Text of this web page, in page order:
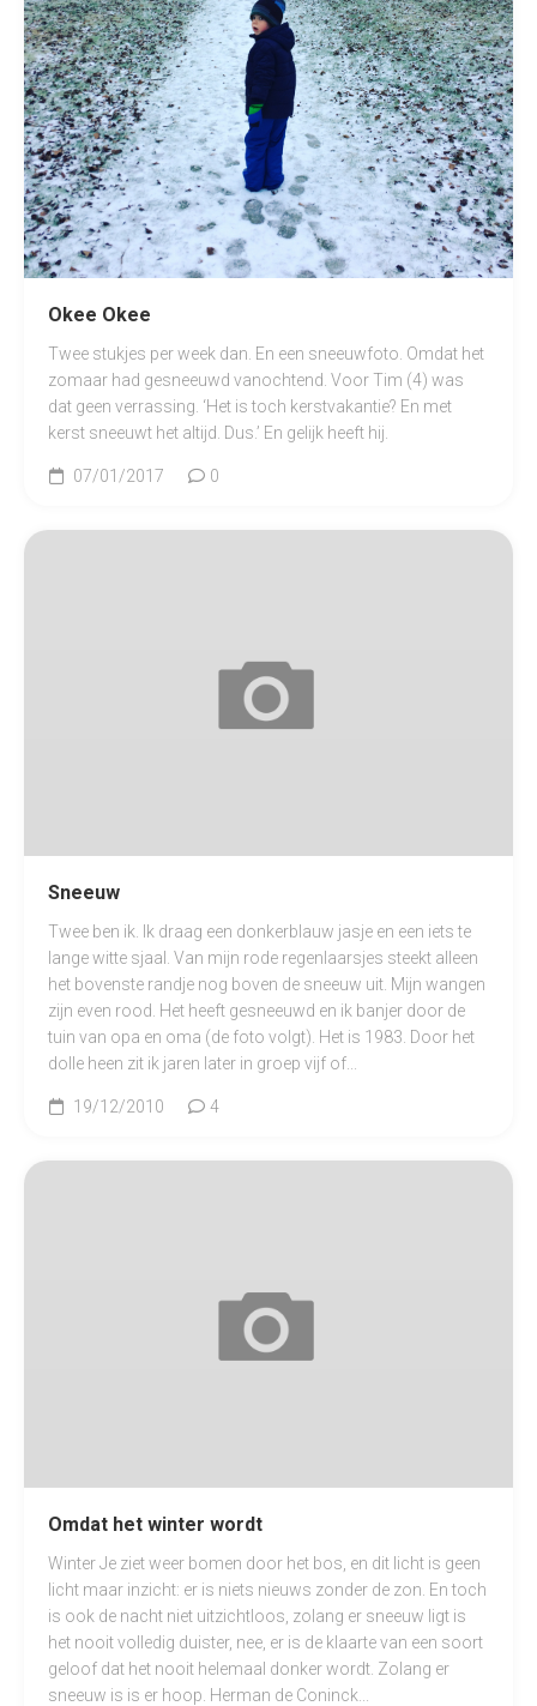
Okee Okee
Twee stukjes per week dan. En een sneeuwfoto. Omdat het
zomaar had gesneeuwd vanochtend. Voor Tim (4) was
dat geen verrassing. ‘Het is toch kerstvakantie? En met
kerst sneeuwt het altijd. Dus.’ En gelijk heeft hij.
07/01/2017 0
Sneeuw
Twee ben ik. Ik draag een donkerblauw jasje en een iets te
lange witte sjaal. Van mijn rode regenlaarsjes steekt alleen
het bovenste randje nog boven de sneeuw uit. Mijn wangen
zijn even rood. Het heeft gesneeuwd en ik banjer door de
tuin van opa en oma (de foto volgt). Het is 1983. Door het
dolle heen zit ik jaren later in groep vijf of...
19/12/2010 4
Omdat het winter wordt
Winter Je ziet weer bomen door het bos, en dit licht is geen
licht maar inzicht: er is niets nieuws zonder de zon. En toch
is ook de nacht niet uitzichtloos, zolang er sneeuw ligt is
het nooit volledig duister, nee, er is de klaarte van een soort
geloof dat het nooit helemaal donker wordt. Zolang er
sneeuw is is er hoop. Herman de Coninck...